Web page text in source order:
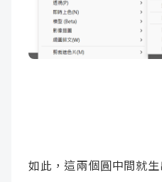
如此，這兩個圓中間就生